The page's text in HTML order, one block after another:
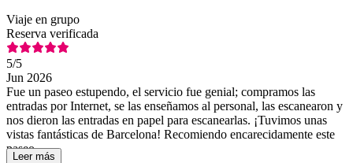
Viaje en grupo
Reserva verificada
5/5
Jun 2026
Fue un paseo estupendo, el servicio fue genial; compramos las
entradas por Internet, se las enseñamos al personal, las escanearon y
nos dieron las entradas en papel para escanearlas. ¡Tuvimos unas
vistas fantásticas de Barcelona! Recomiendo encarecidamente este
paseo.
Leer más